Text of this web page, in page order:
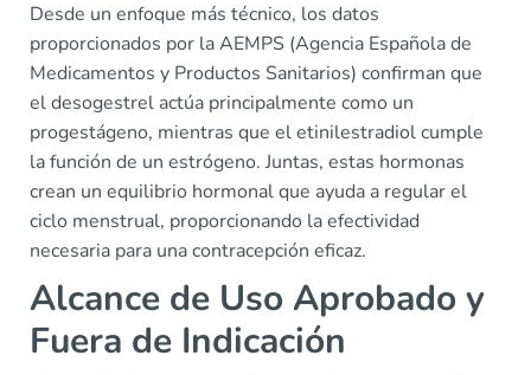
Desde un enfoque más técnico, los datos
proporcionados por la AEMPS (Agencia Española de
Medicamentos y Productos Sanitarios) confirman que
el desogestrel actúa principalmente como un
progestágeno, mientras que el etinilestradiol cumple
la función de un estrógeno. Juntas, estas hormonas
crean un equilibrio hormonal que ayuda a regular el
ciclo menstrual, proporcionando la efectividad
necesaria para una contracepción eficaz.
Alcance de Uso Aprobado y
Fuera de Indicación